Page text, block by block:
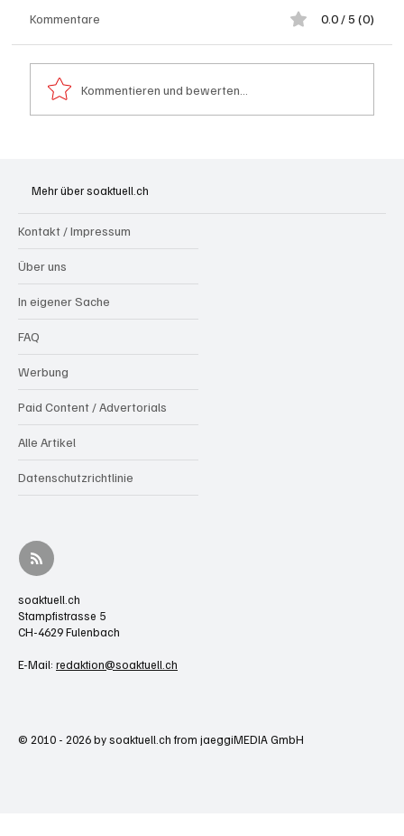
Kommentare 0.0 / 5 (0)
Kommentieren und bewerten...
Mehr über soaktuell.ch
Kontakt / Impressum
Über uns
In eigener Sache
FAQ
Werbung
Paid Content / Advertorials
Alle Artikel
Datenschutzrichtlinie
soaktuell.ch
Stampfistrasse 5
CH-4629 Fulenbach
E-Mail: redaktion@soaktuell.ch
© 2010 - 2026 by soaktuell.ch from jaeggiMEDIA GmbH